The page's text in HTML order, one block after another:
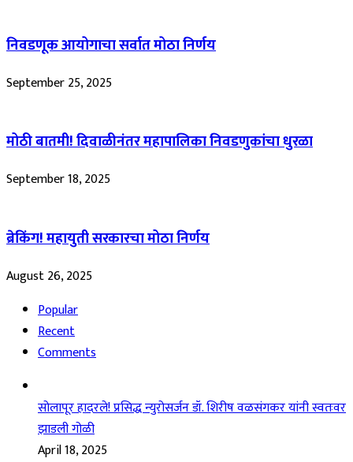
निवडणूक आयोगाचा सर्वात मोठा निर्णय
September 25, 2025
मोठी बातमी! दिवाळीनंतर महापालिका निवडणुकांचा धुरळा
September 18, 2025
ब्रेकिंग! महायुती सरकारचा मोठा निर्णय
August 26, 2025
Popular
Recent
Comments
सोलापूर हादरले! प्रसिद्ध न्युरोसर्जन डॉ. शिरीष वळसंगकर यांनी स्वतःवर
झाडली गोळी
April 18, 2025